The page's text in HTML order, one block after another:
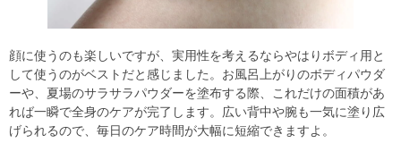
顔に使うのも楽しいですが、実用性を考えるならやはりボディ用と
して使うのがベストだと感じました。お風呂上がりのボディパウダ
ーや、夏場のサラサラパウダーを塗布する際、これだけの面積があ
れば一瞬で全身のケアが完了します。広い背中や腕も一気に塗り広
げられるので、毎日のケア時間が大幅に短縮できますよ。